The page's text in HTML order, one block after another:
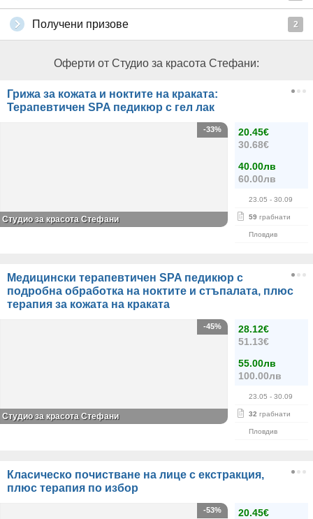
Получени призове 2
Оферти от Студио за красота Стефани:
Грижа за кожата и ноктите на краката:
Терапевтичен SPA педикюр с гел лак
20.45€
30.68€
40.00лв
60.00лв
23.05 - 30.09
59 грабнати
Пловдив
-33%
Студио за красота Стефани
Медицински терапевтичен SPA педикюр с
подробна обработка на ноктите и стъпалата, плюс
терапия за кожата на краката
28.12€
51.13€
55.00лв
100.00лв
23.05 - 30.09
32 грабнати
Пловдив
-45%
Студио за красота Стефани
Класическо почистване на лице с екстракция,
плюс терапия по избор
20.45€
-53%